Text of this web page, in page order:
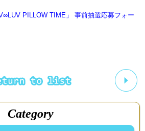
PILLOW TIME」 事前抽選応募フォー
Category